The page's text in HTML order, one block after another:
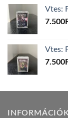
Vtes:
7.500
Vtes:
7.500